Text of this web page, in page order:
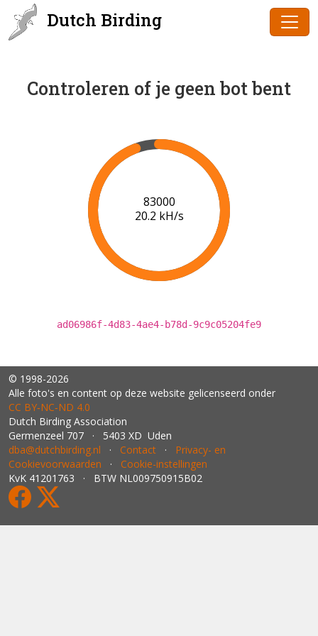
Dutch Birding
Controleren of je geen bot bent
85000
20.3 kH/s
ad06986f-4d83-4ae4-b78d-9c9c05204fe9
© 1998-2026
Alle foto's en content op deze website gelicenseerd onder
CC BY‑NC‑ND 4.0
Dutch Birding Association
Germenzeel 707 · 5403 XD Uden
dba@dutchbirding.nl · Contact · Privacy- en
Cookievoorwaarden · Cookie-instellingen
KvK 41201763 · BTW NL009750915B02